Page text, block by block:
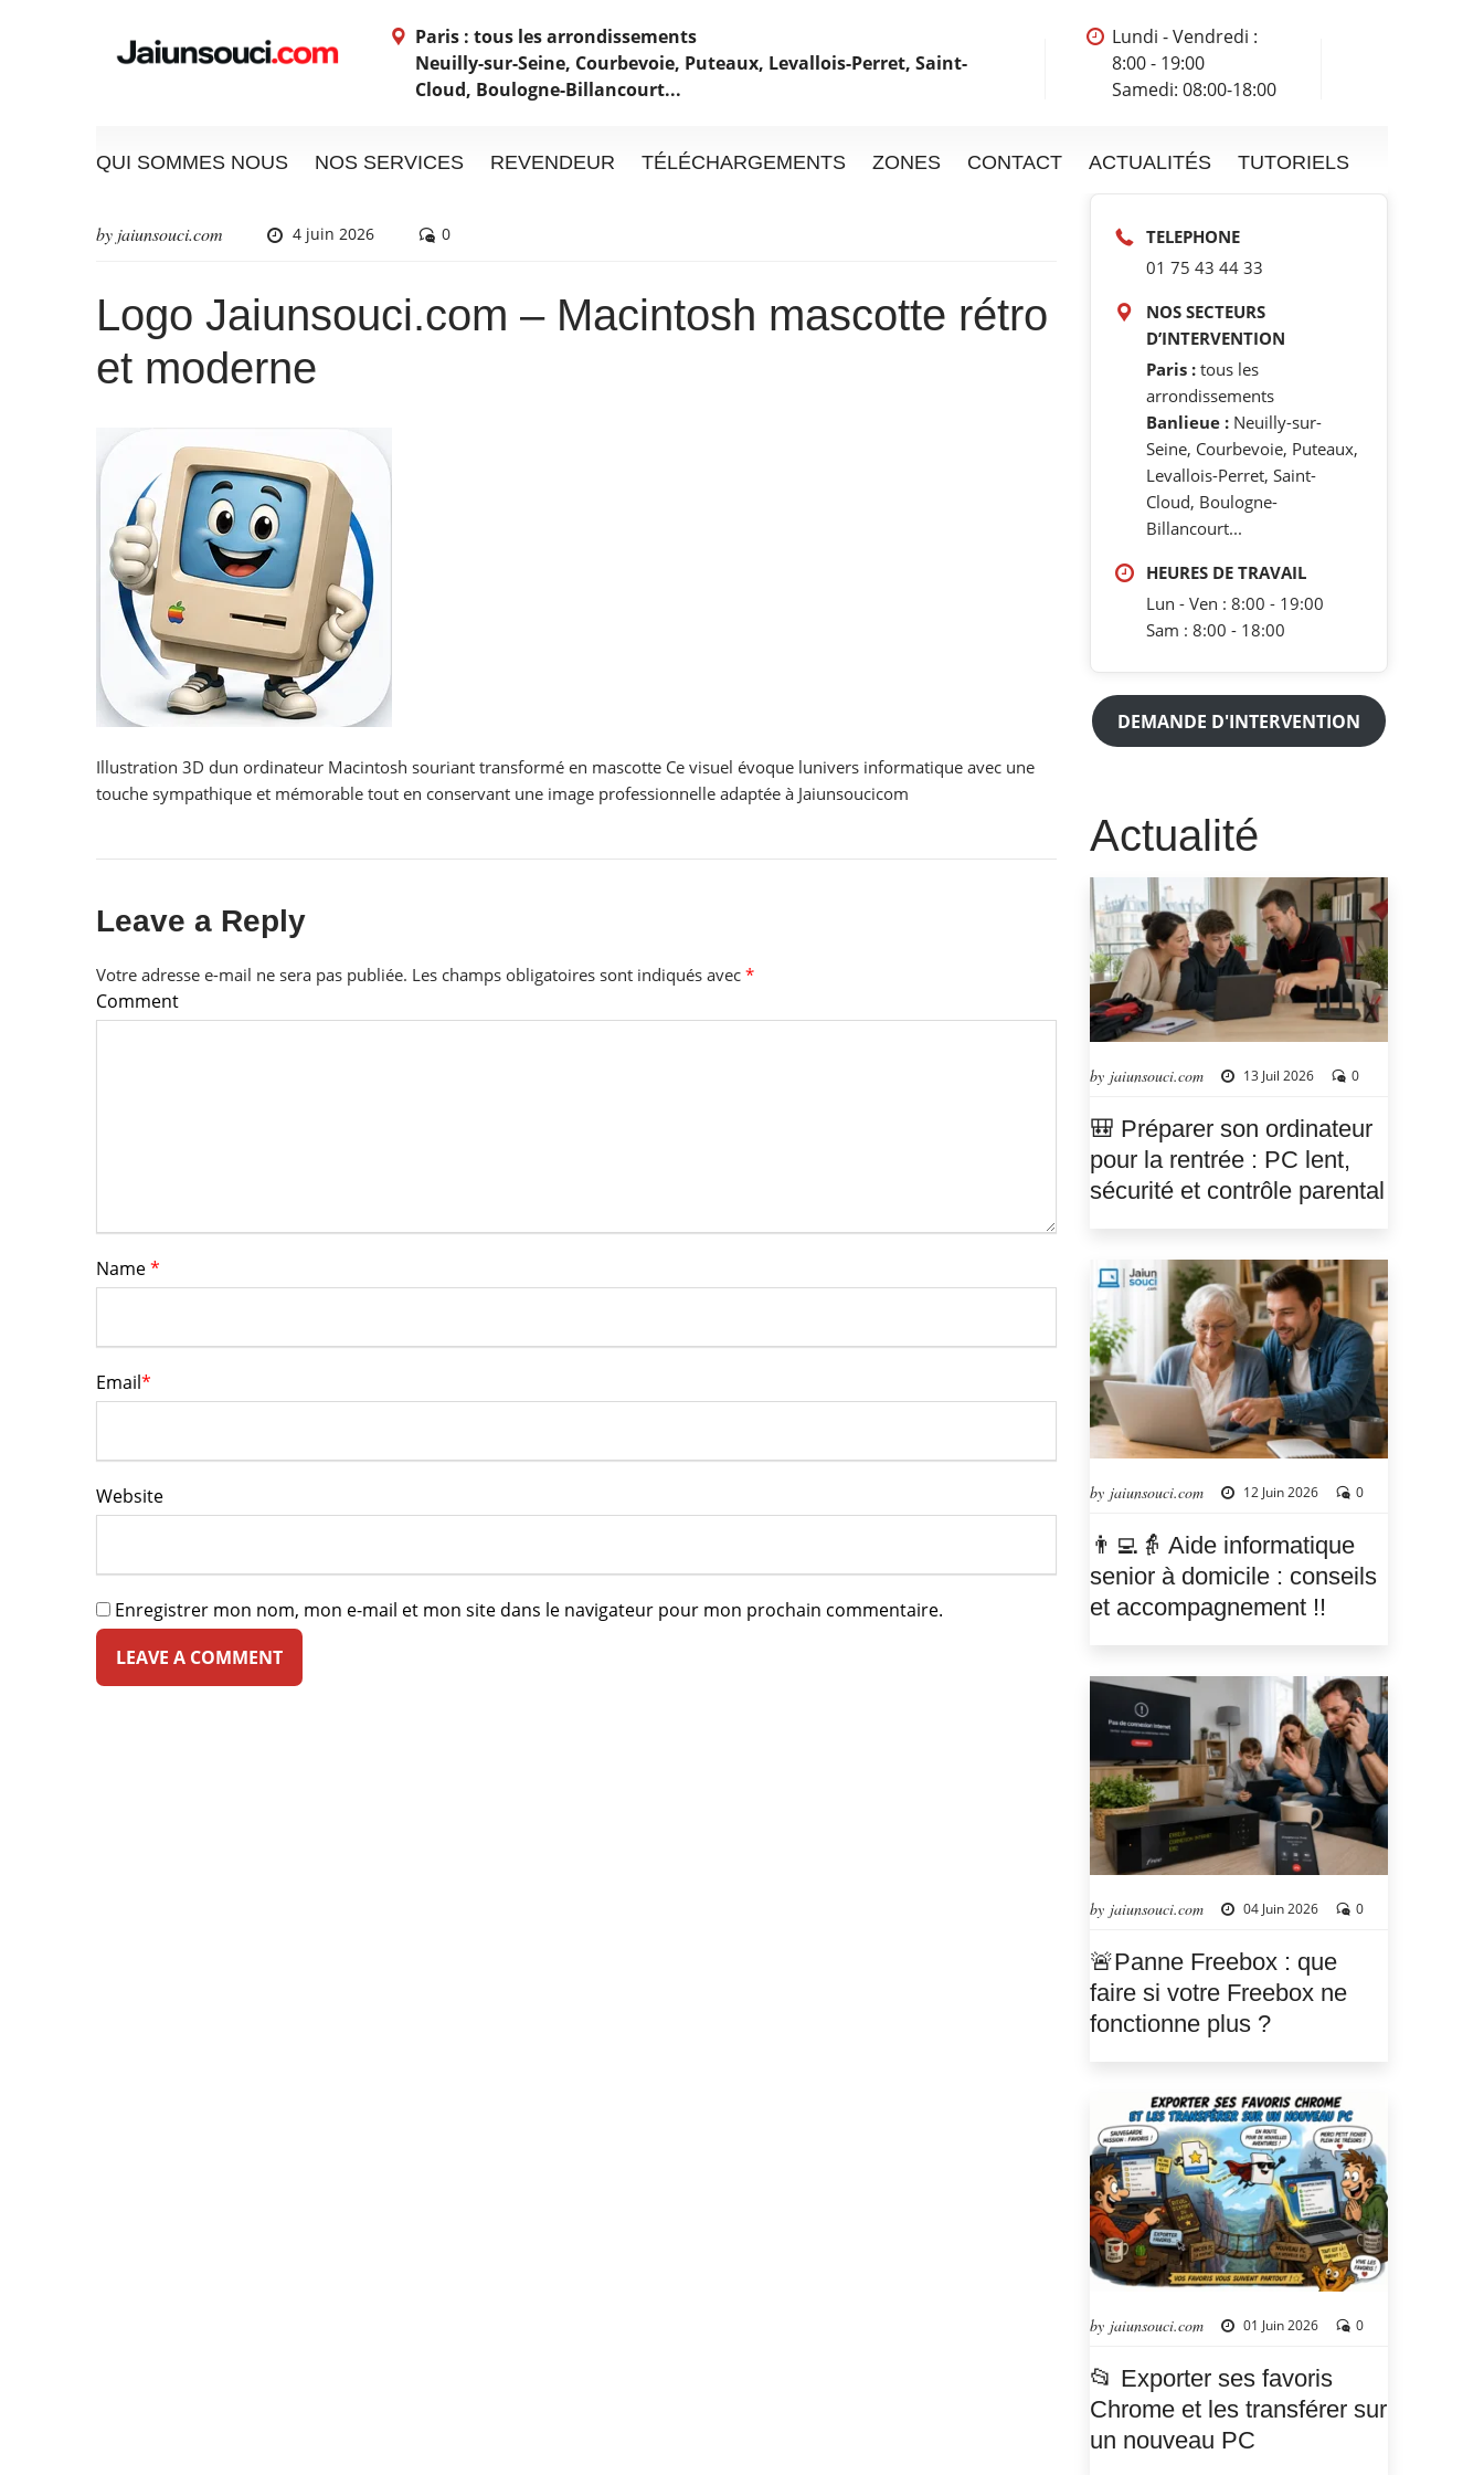
Paris : tous les arrondissements
Neuilly-sur-Seine, Courbevoie, Puteaux, Levallois-Perret, Saint-
Cloud, Boulogne-Billancourt...
Lundi - Vendredi :
8:00 - 19:00
Samedi: 08:00-18:00
QUI SOMMES NOUS NOS SERVICES REVENDEUR TÉLÉCHARGEMENTS ZONES CONTACT ACTUALITÉS TUTORIELS
by jaiunsouci.com 4 juin 2026 0
Logo Jaiunsouci.com – Macintosh mascotte rétro
et moderne
Illustration 3D dun ordinateur Macintosh souriant transformé en mascotte Ce visuel évoque lunivers informatique avec une
touche sympathique et mémorable tout en conservant une image professionnelle adaptée à Jaiunsoucicom
Leave a Reply
Votre adresse e-mail ne sera pas publiée. Les champs obligatoires sont indiqués avec *
Comment
Name*
Email*
Website
Enregistrer mon nom, mon e-mail et mon site dans le navigateur pour mon prochain commentaire.
TELEPHONE
01 75 43 44 33
NOS SECTEURS
D’INTERVENTION
Paris : tous les
arrondissements
Banlieue : Neuilly-sur-
Seine, Courbevoie, Puteaux,
Levallois-Perret, Saint-
Cloud, Boulogne-
Billancourt...
HEURES DE TRAVAIL
Lun - Ven : 8:00 - 19:00
Sam : 8:00 - 18:00
DEMANDE D'INTERVENTION
Actualité
by jaiunsouci.com 13 Juil 2026 0
🎒 Préparer son ordinateur
pour la rentrée : PC lent,
sécurité et contrôle parental
by jaiunsouci.com 12 Juin 2026 0
👨‍💻👵 Aide informatique
senior à domicile : conseils
et accompagnement !!
by jaiunsouci.com 04 Juin 2026 0
🚨Panne Freebox : que
faire si votre Freebox ne
fonctionne plus ?
by jaiunsouci.com 01 Juin 2026 0
📂 Exporter ses favoris
Chrome et les transférer sur
un nouveau PC